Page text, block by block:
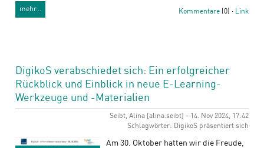
mehr… Kommentare (0) · Link
DigikoS verabschiedet sich: Ein erfolgreicher
Rückblick und Einblick in neue E-Learning-
Werkzeuge und -Materialien
Seibt, Alina [alina.seibt] - 14. Nov 2024, 17:42
Schlagwörter: DigikoS präsentiert sich
Am 30. Oktober hatten wir die Freude,